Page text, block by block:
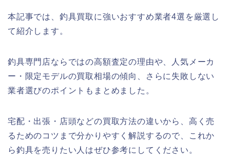
本記事では、釣具買取に強いおすすめ業者4選を厳選し
て紹介します。
釣具専門店ならではの高額査定の理由や、人気メーカ
ー・限定モデルの買取相場の傾向、さらに失敗しない
業者選びのポイントもまとめました。
宅配・出張・店頭などの買取方法の違いから、高く売
るためのコツまで分かりやすく解説するので、これか
ら釣具を売りたい人はぜひ参考にしてください。